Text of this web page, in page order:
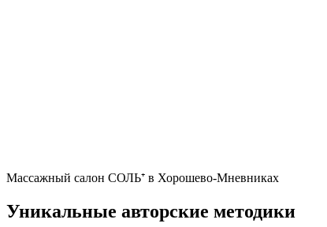
Массажный салон СОЛЬ⁺ в Хорошево-Мневниках
Уникальные авторские методики